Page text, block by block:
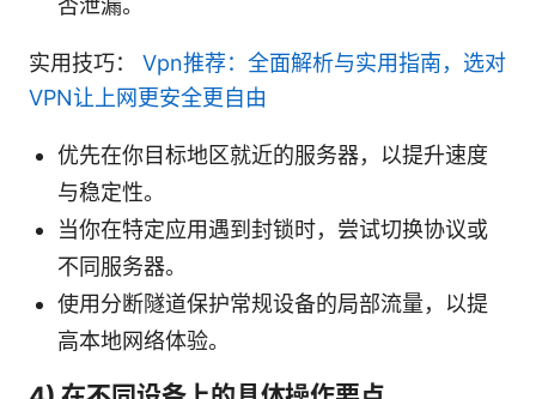
否泄漏。
实用技巧： Vpn推荐：全面解析与实用指南，选对
VPN让上网更安全更自由
优先在你目标地区就近的服务器，以提升速度
与稳定性。
当你在特定应用遇到封锁时，尝试切换协议或
不同服务器。
使用分断隧道保护常规设备的局部流量，以提
高本地网络体验。